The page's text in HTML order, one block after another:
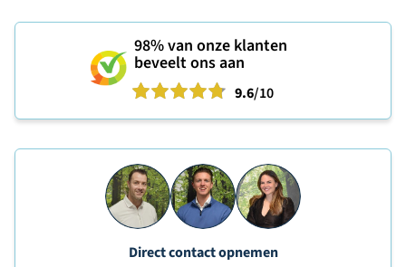
98%van onze klanten
beveelt ons aan
9.6/10
Direct contact opnemen